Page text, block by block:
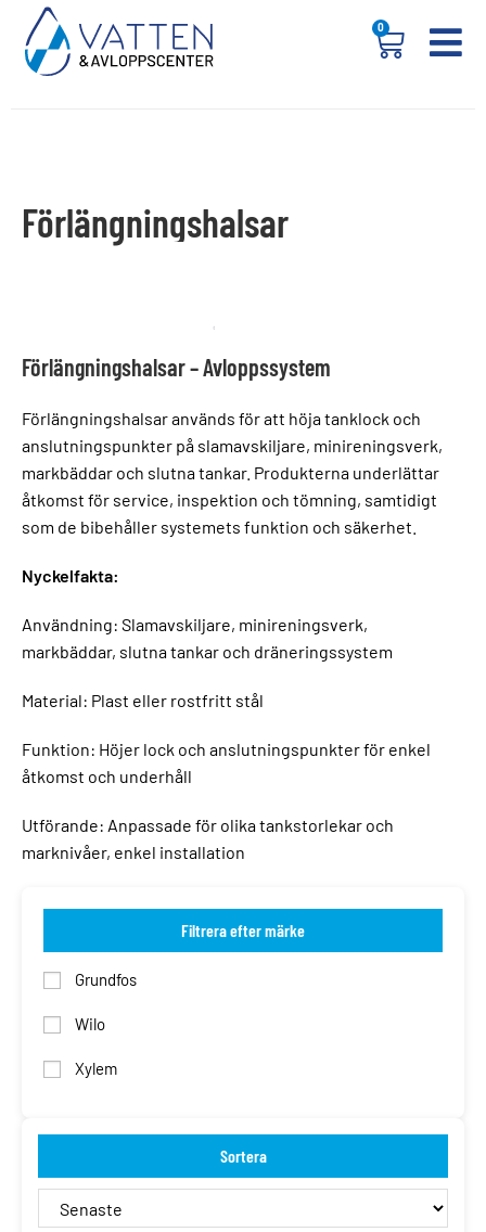
0
Förlängningshalsar
Förlängningshalsar – Avloppssystem
Förlängningshalsar används för att höja tanklock och
anslutningspunkter på slamavskiljare, minireningsverk,
markbäddar och slutna tankar. Produkterna underlättar
åtkomst för service, inspektion och tömning, samtidigt
som de bibehåller systemets funktion och säkerhet.
Nyckelfakta:
Användning: Slamavskiljare, minireningsverk,
markbäddar, slutna tankar och dräneringssystem
Material: Plast eller rostfritt stål
Funktion: Höjer lock och anslutningspunkter för enkel
åtkomst och underhåll
Utförande: Anpassade för olika tankstorlekar och
marknivåer, enkel installation
Filtrera efter märke
Grundfos
Wilo
Xylem
Sortera